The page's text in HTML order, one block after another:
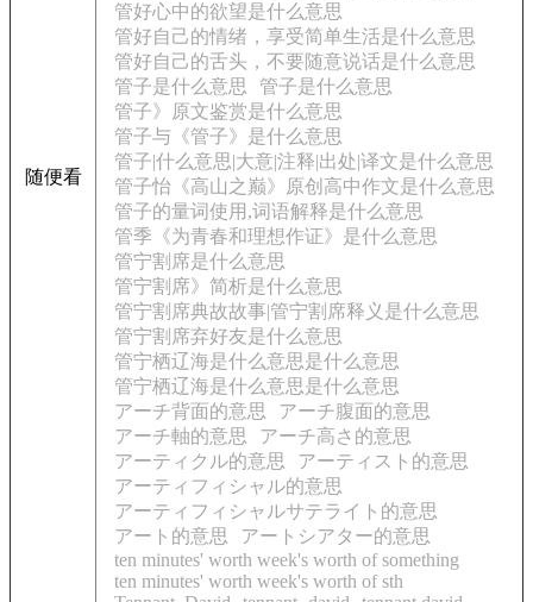
随便看
管好心中的欲望是什么意思
管好自己的情绪，享受简单生活是什么意思
管好自己的舌头，不要随意说话是什么意思
管子是什么意思
管子是什么意思
管子》原文鉴赏是什么意思
管子与《管子》是什么意思
管子|什么意思|大意|注释|出处|译文是什么意思
管子怡《高山之巅》原创高中作文是什么意思
管子的量词使用,词语解释是什么意思
管季《为青春和理想作证》是什么意思
管宁割席是什么意思
管宁割席》简析是什么意思
管宁割席典故故事|管宁割席释义是什么意思
管宁割席弃好友是什么意思
管宁栖辽海是什么意思是什么意思
管宁栖辽海是什么意思是什么意思
アーチ背面的意思
アーチ腹面的意思
アーチ軸的意思
アーチ高さ的意思
アーティクル的意思
アーティスト的意思
アーティフィシャル的意思
アーティフィシャルサテライト的意思
アート的意思
アートシアター的意思
ten minutes' worth week's worth of something
ten minutes' worth week's worth of sth